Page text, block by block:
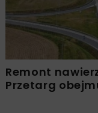
Remont
Przetarg